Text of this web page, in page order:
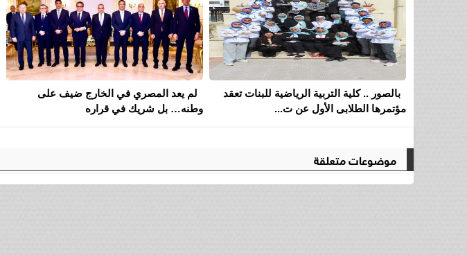
بالصور .. كلية التربية الرياضية للبنات تعقد
مؤتمرها الطلابى الأول عن ت...
لم يعد المصري في الخارج ضيف على
وطنه… بل شريك في قراره
موضوعات متعلقة